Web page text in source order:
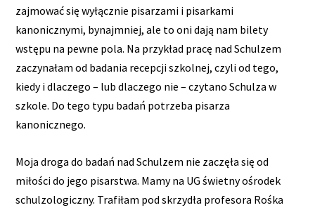
zajmować się wyłącznie pisarzami i pisarkami
kanonicznymi, bynajmniej, ale to oni dają nam bilety
wstępu na pewne pola. Na przykład pracę nad Schulzem
zaczynałam od badania recepcji szkolnej, czyli od tego,
kiedy i dlaczego – lub dlaczego nie – czytano Schulza w
szkole. Do tego typu badań potrzeba pisarza
kanonicznego.
Moja droga do badań nad Schulzem nie zaczęła się od
miłości do jego pisarstwa. Mamy na UG świetny ośrodek
schulzologiczny. Trafiłam pod skrzydła profesora Rośka